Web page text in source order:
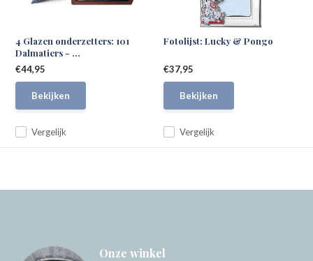
4 Glazen onderzetters: 101
Dalmatiers - ...
Vergelijk
€44,95
Bekijken
Fotolijst: Lucky & Pongo
Vergelijk
€37,95
Bekijken
Onze winkel